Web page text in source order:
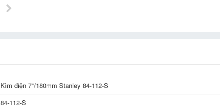
Kìm điện 7"/180mm Stanley 84-112-S
84-112-S